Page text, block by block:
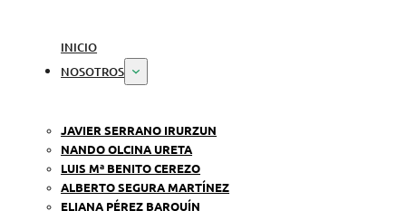
INICIO
NOSOTROS
JAVIER SERRANO IRURZUN
NANDO OLCINA URETA
LUIS Mª BENITO CEREZO
ALBERTO SEGURA MARTÍNEZ
ELIANA PÉREZ BARQUÍN